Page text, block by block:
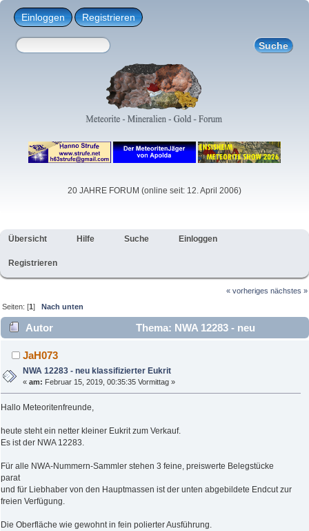
Einloggen Registrieren
20 JAHRE FORUM (online seit: 12. April 2006)
Übersicht Hilfe Suche Einloggen
Registrieren
« vorheriges nächstes »
Seiten: [1]Nach unten
Autor
Thema: NWA 12283 - neu
klassifizierter Eukrit (Gelesen 3594 mal)
JaH073
NWA 12283 - neu klassifizierter Eukrit
«am: Februar 15, 2019, 00:35:35 Vormittag »
Hallo Meteoritenfreunde,
heute steht ein netter kleiner Eukrit zum Verkauf.
Es ist der NWA 12283.
Für alle NWA-Nummern-Sammler stehen 3 feine, preiswerte Belegstücke
parat
und für Liebhaber von den Hauptmassen ist der unten abgebildete Endcut zur
freien Verfügung.
Die Oberfläche wie gewohnt in fein polierter Ausführung.